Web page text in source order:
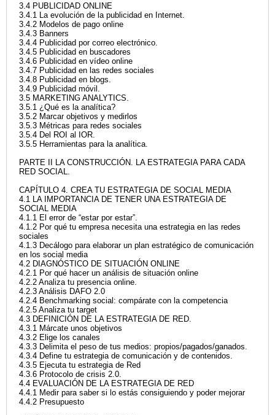
3.4 PUBLICIDAD ONLINE
3.4.1 La evolución de la publicidad en Internet.
3.4.2 Modelos de pago online
3.4.3 Banners
3.4.4 Publicidad por correo electrónico.
3.4.5 Publicidad en buscadores
3.4.6 Publicidad en vídeo online
3.4.7 Publicidad en las redes sociales
3.4.8 Publicidad en blogs.
3.4.9 Publicidad móvil.
3.5 MARKETING ANALYTICS.
3.5.1 ¿Qué es la analítica?
3.5.2 Marcar objetivos y medirlos
3.5.3 Métricas para redes sociales
3.5.4 Del ROI al IOR.
3.5.5 Herramientas para la analítica.
PARTE II LA CONSTRUCCIÓN. LA ESTRATEGIA PARA CADA
RED SOCIAL.
CAPÍTULO 4. CREA TU ESTRATEGIA DE SOCIAL MEDIA
4.1 LA IMPORTANCIA DE TENER UNA ESTRATEGIA DE
SOCIAL MEDIA
4.1.1 El error de “estar por estar”.
4.1.2 Por qué tu empresa necesita una estrategia en las redes
sociales
4.1.3 Decálogo para elaborar un plan estratégico de comunicación
en los social media
4.2 DIAGNÓSTICO DE SITUACIÓN ONLINE
4.2.1 Por qué hacer un análisis de situación online
4.2.2 Analiza tu presencia online.
4.2.3 Análisis DAFO 2.0
4.2.4 Benchmarking social: compárate con la competencia
4.2.5 Analiza tu target
4.3 DEFINICIÓN DE LA ESTRATEGIA DE RED.
4.3.1 Márcate unos objetivos
4.3.2 Elige los canales
4.3.3 Delimita el peso de tus medios: propios/pagados/ganados.
4.3.4 Define tu estrategia de comunicación y de contenidos.
4.3.5 Ejecuta tu estrategia de Red
4.3.6 Protocolo de crisis 2.0.
4.4 EVALUACIÓN DE LA ESTRATEGIA DE RED
4.4.1 Medir para saber si lo estás consiguiendo y poder mejorar
4.4.2 Presupuesto